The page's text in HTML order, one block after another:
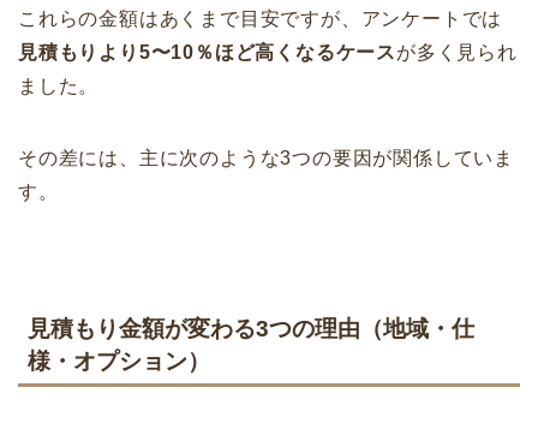
これらの金額はあくまで目安ですが、アンケートでは
見積もりより5〜10％ほど高くなるケースが多く見られ
ました。
その差には、主に次のような3つの要因が関係していま
す。
見積もり金額が変わる3つの理由（地域・仕
様・オプション）